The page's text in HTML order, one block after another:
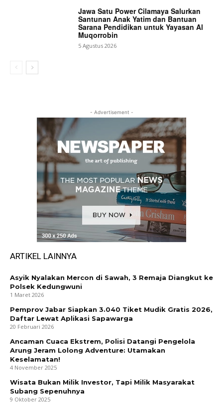
Jawa Satu Power Cilamaya Salurkan
Santunan Anak Yatim dan Bantuan
Sarana Pendidikan untuk Yayasan Al
Muqorrobin
5 Agustus 2026
- Advertisement -
ARTIKEL LAINNYA
Asyik Nyalakan Mercon di Sawah, 3 Remaja Diangkut ke
Polsek Kedungwuni
1 Maret 2026
Pemprov Jabar Siapkan 3.040 Tiket Mudik Gratis 2026,
Daftar Lewat Aplikasi Sapawarga
20 Februari 2026
Ancaman Cuaca Ekstrem, Polisi Datangi Pengelola
Arung Jeram Lolong Adventure: Utamakan
Keselamatan!
4 November 2025
Wisata Bukan Milik Investor, Tapi Milik Masyarakat
Subang Sepenuhnya
9 Oktober 2025